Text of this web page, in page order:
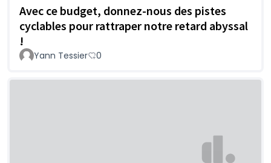
Avec ce budget, donnez-nous des pistes
cyclables pour rattraper notre retard abyssal
!
Yann Tessier 0